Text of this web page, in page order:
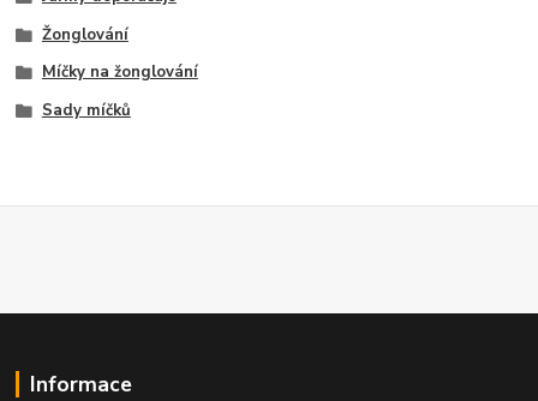
Žonglování
Míčky na žonglování
Sady míčků
Informace